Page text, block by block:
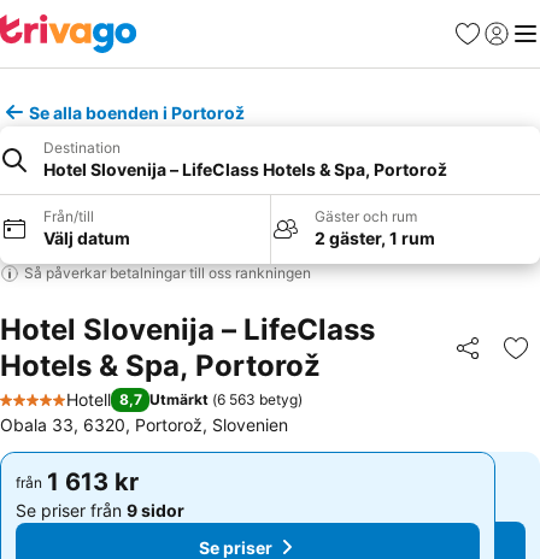
Favoriter
Logga
Se alla boenden i Portorož
Destination
Hotel Slovenija – LifeClass Hotels & Spa, Portorož
Från/till
Välj datum
Gäster och rum
2 gäster, 1 rum
Så påverkar betalningar till oss rankningen
Hotel Slovenija – LifeClass
Hotels & Spa, Portorož
Dela
5 Stjärnor
Hotell 8,7 Utmärkt (6 563 betyg)
Obala 33, 6320, Portorož, Slovenien
från 1 613 kr
Se priser från 9 sidor
Se priser
från 1 613 kr
Se priser från 9 sidor
Se priser